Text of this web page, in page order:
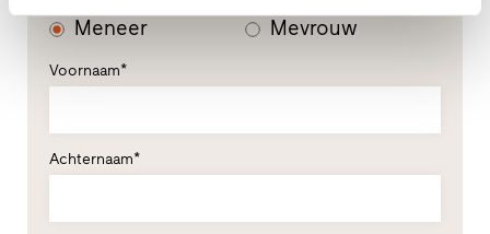
Meneer Mevrouw
Voornaam*
Achternaam*